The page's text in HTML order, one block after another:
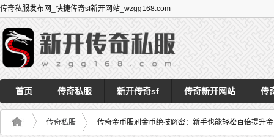
传奇私服发布网_快捷传奇sf新开网站_wzgg168.com
首页 传奇私服 新开传奇sf 传奇新开网站 传
传奇私服 传奇金币服刷金币绝技解密：新手也能轻松百倍提升